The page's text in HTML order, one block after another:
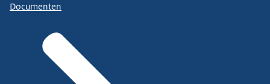
Documenten